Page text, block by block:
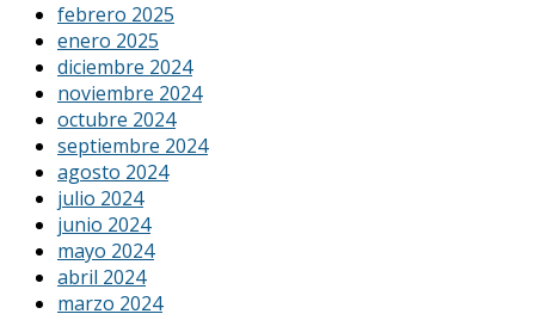
febrero 2025
enero 2025
diciembre 2024
noviembre 2024
octubre 2024
septiembre 2024
agosto 2024
julio 2024
junio 2024
mayo 2024
abril 2024
marzo 2024